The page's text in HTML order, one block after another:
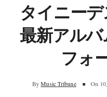
タイニー
最新アル
フォ
By Music Tribune On